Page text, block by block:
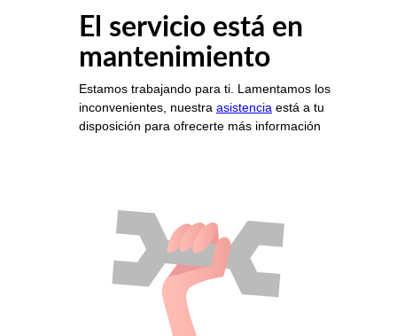
El servicio está en
mantenimiento
Estamos trabajando para ti. Lamentamos los
inconvenientes, nuestra asistencia está a tu
disposición para ofrecerte más información